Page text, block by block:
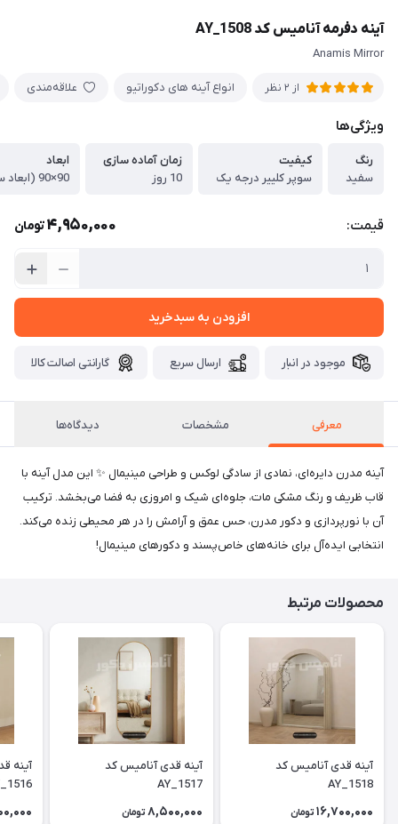
آینه دفرمه آنامیس کد AY_1508
Anamis Mirror
از 2 نظر انواع آینه های دکوراتیو علاقه‌مندی
ویژگی‌ها
رنگ
سفید
کیفیت
سوپر کلییر درجه یک
زمان آماده سازی
10 روز
ابعاد
90×90 (ابعاد سفارشی پذیرفته می شود)
قیمت: 4,950,000تومان
افزودن به سبدخرید
موجود در انبار ارسال سریع گارانتی اصالت کالا
معرفی مشخصات دیدگاه‌ها
آینه مدرن دایره‌ای، نمادی از سادگی لوکس و طراحی مینیمال ✨ این مدل آینه با
قاب ظریف و رنگ مشکی مات، جلوه‌ای شیک و امروزی به فضا می‌بخشد. ترکیب
آن با نورپردازی و دکور مدرن، حس عمق و آرامش را در هر محیطی زنده می‌کند.
انتخابی ایده‌آل برای خانه‌های خاص‌پسند و دکورهای مینیمال!
محصولات مرتبط
آینه قدی آنامیس کد
AY_1518
16,700,000 تومان
آینه قدی آنامیس کد
AY_1517
8,500,000 تومان
آینه